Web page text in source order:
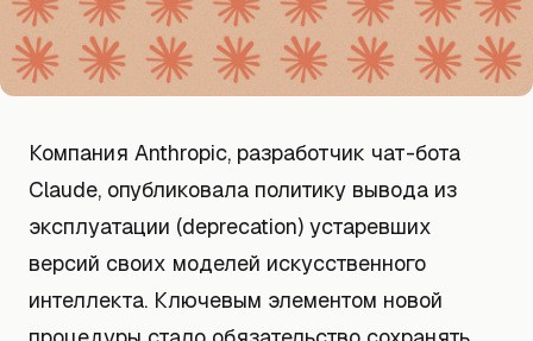
Компания Anthropic, разработчик чат-бота
Claude, опубликовала политику вывода из
эксплуатации (deprecation) устаревших
версий своих моделей искусственного
интеллекта. Ключевым элементом новой